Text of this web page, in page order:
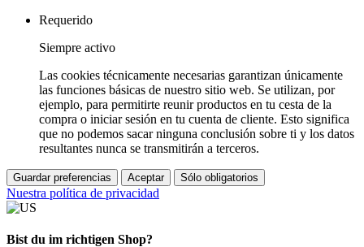
Requerido
Siempre activo
Las cookies técnicamente necesarias garantizan únicamente
las funciones básicas de nuestro sitio web. Se utilizan, por
ejemplo, para permitirte reunir productos en tu cesta de la
compra o iniciar sesión en tu cuenta de cliente. Esto significa
que no podemos sacar ninguna conclusión sobre ti y los datos
resultantes nunca se transmitirán a terceros.
Guardar preferencias Aceptar Sólo obligatorios
Nuestra política de privacidad
Bist du im richtigen Shop?